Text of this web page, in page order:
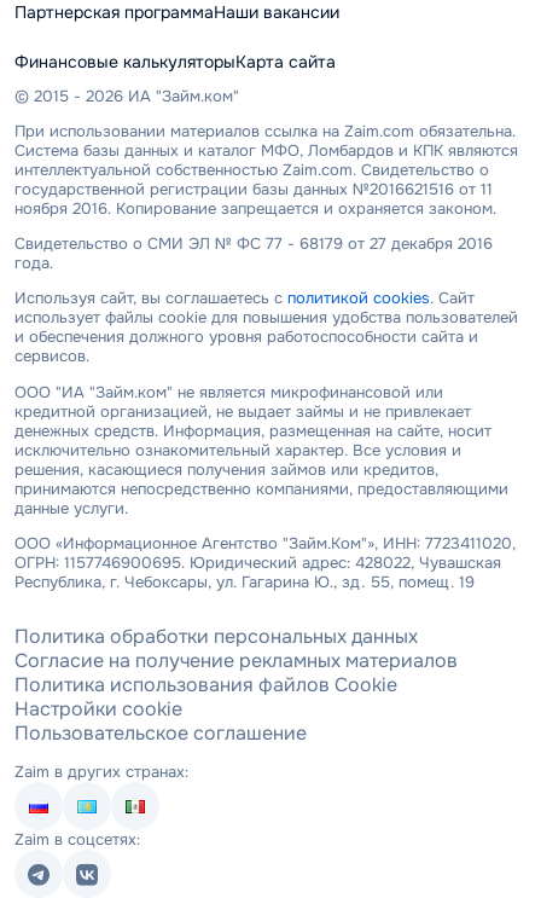
Партнерская программаНаши вакансии
Финансовые калькуляторыКарта сайта
© 2015 - 2026 ИА "Займ.ком"
При использовании материалов ссылка на Zaim.com обязательна.
Система базы данных и каталог МФО, Ломбардов и КПК являются
интеллектуальной собственностью Zaim.com. Свидетельство о
государственной регистрации базы данных №2016621516 от 11
ноября 2016. Копирование запрещается и охраняется законом.
Свидетельство о СМИ ЭЛ № ФС 77 - 68179 от 27 декабря 2016
года.
Используя сайт, вы соглашаетесь с политикой cookies. Сайт
использует файлы cookie для повышения удобства пользователей
и обеспечения должного уровня работоспособности сайта и
сервисов.
ООО "ИА "Займ.ком" не является микрофинансовой или
кредитной организацией, не выдает займы и не привлекает
денежных средств. Информация, размещенная на сайте, носит
исключительно ознакомительный характер. Все условия и
решения, касающиеся получения займов или кредитов,
принимаются непосредственно компаниями, предоставляющими
данные услуги.
ООО «Информационное Агентство "Займ.Ком"», ИНН: 7723411020,
ОГРН: 1157746900695. Юридический адрес: 428022, Чувашская
Республика, г. Чебоксары, ул. Гагарина Ю., зд. 55, помещ. 19
Политика обработки персональных данных
Согласие на получение рекламных материалов
Политика использования файлов Cookie
Настройки cookie
Пользовательское соглашение
Zaim в других странах:
Zaim в соцсетях: